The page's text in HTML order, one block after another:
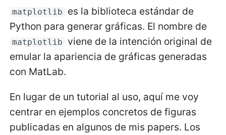
Experiencia
materiales
Crecimiento y
Atomic layer
Otros
Importar los datos
Crear una figura
Definir los ejes y la
leyenda
Categorías Modelos
Papers
matplotlib
es la biblioteca estándar de
Python para generar gráficas. El nombre de
matplotlib viene de la intención original de
emular la apariencia de gráficas generadas
con MatLab.
En lugar de un tutorial al uso, aquí me voy
centrar en ejemplos concretos de figuras
publicadas en algunos de mis papers. Los